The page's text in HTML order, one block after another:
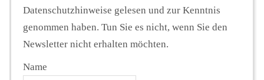
Datenschutzhinweise gelesen und zur Kenntnis
genommen haben. Tun Sie es nicht, wenn Sie den
Newsletter nicht erhalten möchten.
Name